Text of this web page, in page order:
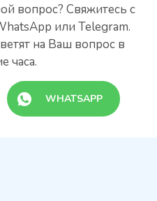
вопрос? Свяжитесь с
или Telegram.
на Ваш вопрос в
часа.
WHATSAPP